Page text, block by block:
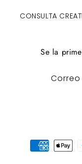
CONSULTA
Se la
Formas